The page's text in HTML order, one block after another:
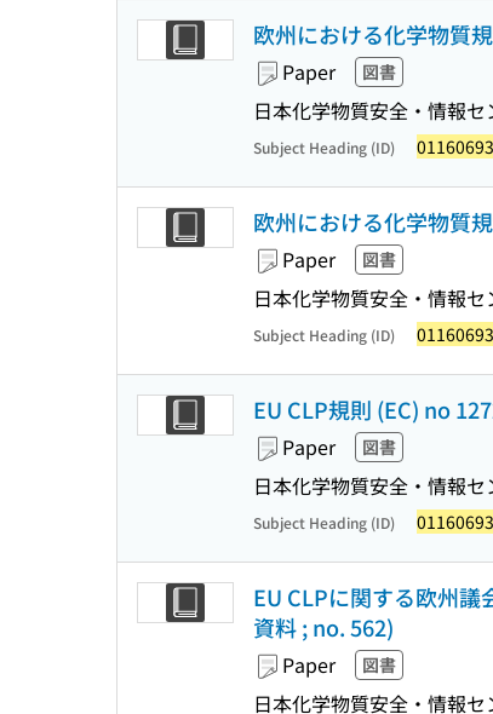
欧州における化学物質
Paper 図書
日本化学物質安全・情報セ
Subject Heading (ID) 01160693
欧州における化学物質
Paper 図書
日本化学物質安全・情報セ
Subject Heading (ID) 01160693
EU CLP規則 (EC) no
Paper 図書
日本化学物質安全・情報セ
Subject Heading (ID) 01160693
EU CLPに関する欧州
資料 ; no. 562)
Paper 図書
日本化学物質安全・情報セ